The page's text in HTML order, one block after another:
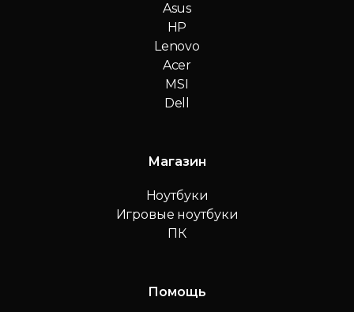
Asus
HP
Lenovo
Acer
MSI
Dell
Магазин
Ноутбуки
Игровые ноутбуки
ПК
Помощь